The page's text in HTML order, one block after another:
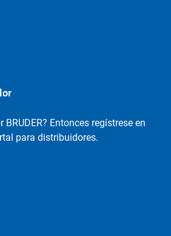
Entonces regístrese en
para distribuidores.